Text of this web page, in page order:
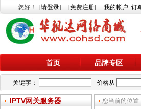
您好 ！ [请登录] [免费注册] 我的帐户 订
首页 品牌专区
关键字： 价格从
IPTV网关服务器
您当前的位置